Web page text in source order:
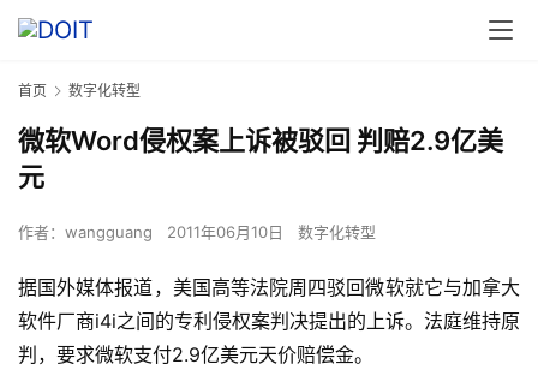
首页 数字化转型
微软Word侵权案上诉被驳回 判赔2.9亿美
元
作者： wangguang 2011年06月10日 数字化转型
据国外媒体报道，美国高等法院周四驳回微软就它与加拿大
软件厂商i4i之间的专利侵权案判决提出的上诉。法庭维持原
判，要求微软支付2.9亿美元天价赔偿金。